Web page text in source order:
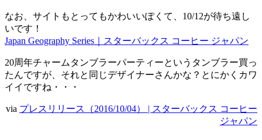
なお、サイトもとってもかわいいぽくて、10/12が待ち遠し
いです！
Japan Geography Series｜スターバックス コーヒー ジャパン
20周年チャームタンブラーパーティーというタンブラー買っ
たんですが、それと同じデザイナーさんかな？とにかくカワ
イイですね・・・
via プレスリリース（2016/10/04） | スターバックス コーヒー
ジャパン